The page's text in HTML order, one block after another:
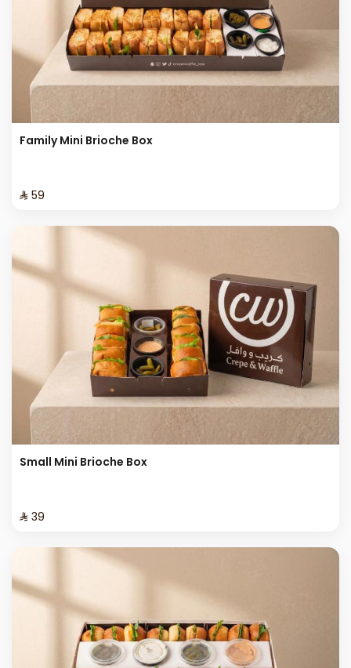
Family Mini Brioche Box
⁨⁦‪‬ 59⁩
Small Mini Brioche Box
⁨⁦‪‬ 39⁩